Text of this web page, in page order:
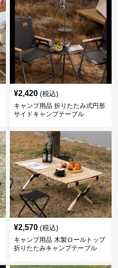
¥2,420 (税込)
キャンプ用品 折りたたみ式円形
サイドキャンプテーブル
¥2,570 (税込)
キャンプ用品 木製ロールトップ
折りたたみキャンプテーブル